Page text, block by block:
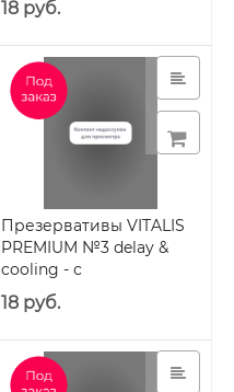
18 руб.
Презервативы VITALIS
PREMIUM №3 delay &
cooling - с
охлаждающим
эффектом
18 руб.